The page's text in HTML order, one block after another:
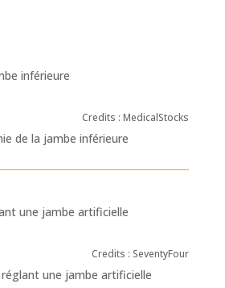
Credits : MedicalStocks
de la jambe inférieure
Credits : SeventyFour
une jambe artificielle